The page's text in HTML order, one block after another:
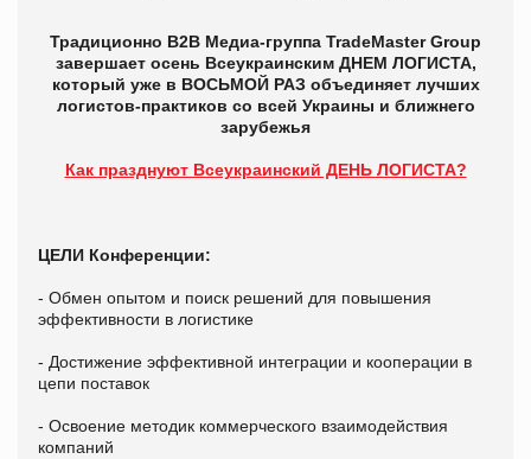
Традиционно В2В Медиа-группа TradeMaster Group
завершает осень Всеукраинским ДНЕМ ЛОГИСТА,
который уже в ВОСЬМОЙ РАЗ объединяет лучших
логистов-практиков со всей Украины и ближнего
зарубежья
Как празднуют Всеукраинский ДЕНЬ ЛОГИСТА?
ЦЕЛИ Конференции:
- Обмен опытом и поиск решений для повышения
эффективности в логистике
- Достижение эффективной интеграции и кооперации в
цепи поставок
- Освоение методик коммерческого взаимодействия
компаний